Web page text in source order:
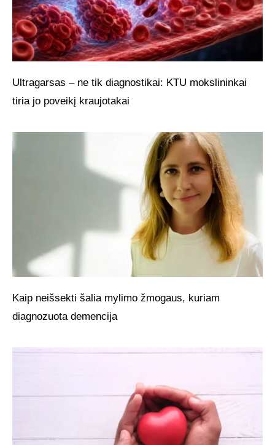
Ultragarsas – ne tik diagnostikai: KTU mokslininkai
tiria jo poveikį kraujotakai
Kaip neišsekti šalia mylimo žmogaus, kuriam
diagnozuota demencija